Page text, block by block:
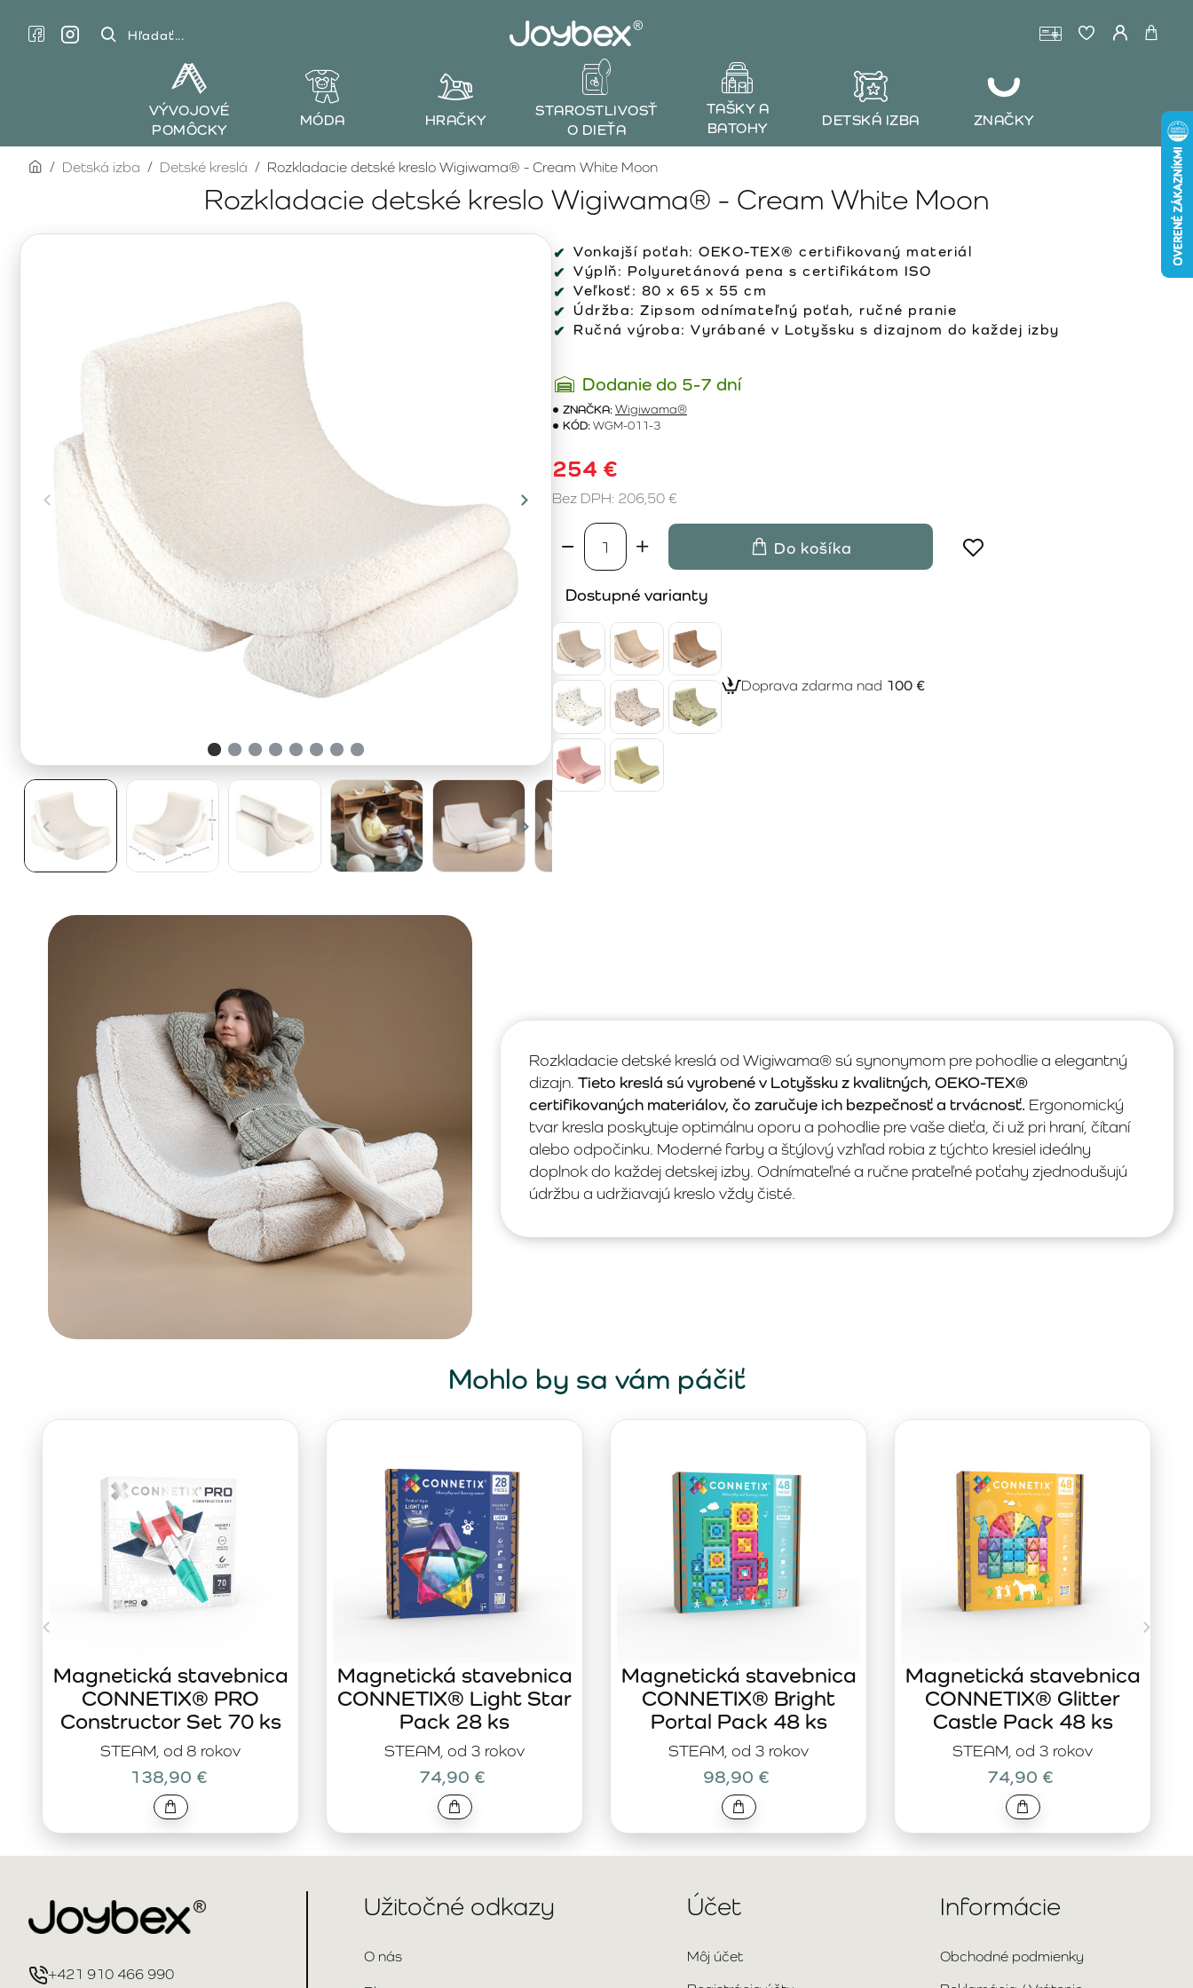
Hľadať...
VÝVOJOVÉ
POMÔCKY
MÓDA HRAČKY
STAROSTLIVOSŤ
O DIEŤA
TAŠKY A
BATOHY
DETSKÁ IZBA ZNAČKY
Rozkladacie detské kreslo Wigiwama® - Cream White Moon
homeDetská izba Detské kreslá Rozkladacie detské kreslo Wigiwama® - Cream White Moon
Vonkajší poťah: OEKO-TEX® certifikovaný materiál
Výplň: Polyuretánová pena s certifikátom ISO
Veľkosť: 80 x 65 x 55 cm
Údržba: Zipsom odnímateľný poťah, ručné pranie
Ručná výroba: Vyrábané v Lotyšsku s dizajnom do každej izby
Dodanie do 5-7 dní
ZNAČKA:Wigiwama®
KÓD:WGM-011-3
254 €
Bez DPH: 206,50 €
Do košíka
Dostupné varianty
Doprava zdarma nad 100 €
Rozkladacie detské kreslá od Wigiwama® sú synonymom pre pohodlie a elegantný
dizajn. Tieto kreslá sú vyrobené v Lotyšsku z kvalitných, OEKO-TEX®
certifikovaných materiálov, čo zaručuje ich bezpečnosť a trvácnosť. Ergonomický
tvar kresla poskytuje optimálnu oporu a pohodlie pre vaše dieťa, či už pri hraní, čítaní
alebo odpočinku. Moderné farby a štýlový vzhľad robia z týchto kresiel ideálny
doplnok do každej detskej izby. Odnímateľné a ručne prateľné poťahy zjednodušujú
údržbu a udržiavajú kreslo vždy čisté.
Mohlo by sa vám páčiť
STEAM, od 8 rokov
Magnetická stavebnica
CONNETIX® PRO
Constructor Set 70 ks
138,90 €
STEAM, od 3 rokov
Magnetická stavebnica
CONNETIX® Light Star
Pack 28 ks
74,90 €
STEAM, od 3 rokov
Magnetická stavebnica
CONNETIX® Bright
Portal Pack 48 ks
98,90 €
STEAM, od 3 rokov
Magnetická stavebnica
CONNETIX® Glitter
Castle Pack 48 ks
74,90 €
+421 910 466 990
Užitočné odkazy
O nás
Účet
Môj účet
Informácie
Obchodné podmienky